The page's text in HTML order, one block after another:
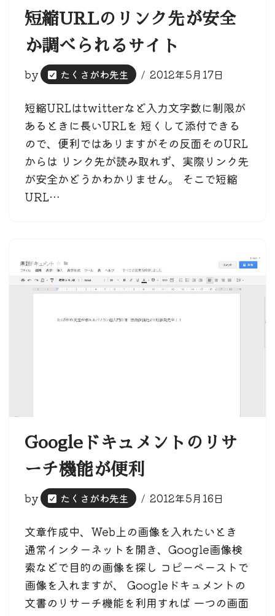
短縮URLのリンク先が安全
か調べられるサイト
by たくさがわ先生 2012年5月17日
短縮URLはtwitterなど入力文字数に制限が
あるときに長いURLを 短くして添付できる
ので、便利ではありますがその反面そのURL
からは リンク先が読み取れず、実際リンク先
が安全かどうかわかりません。 そこで短縮
URL…
Googleドキュメントのリサ
ーチ機能が便利
by たくさがわ先生 2012年5月16日
文章作成中、Web上の画像を入れたいとき
通常インターネットを開き、Google画像検
索などで目的の画像を探し コピーペーストで
画像を入れますが、 Googleドキュメントの
文書のリサーチ機能を利用すれば 一つの画面